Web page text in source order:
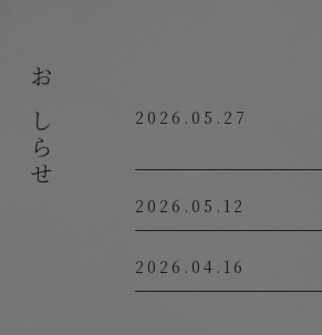
おしらせ 2026.05.27
2026.05.12
2026.04.16